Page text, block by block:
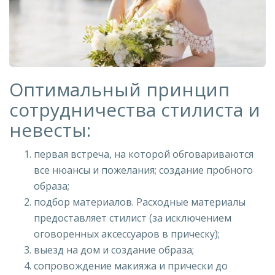
Оптимальный принцип
сотрудничества стилиста и
невесты:
первая встреча, на которой обговариваются
все нюансы и пожелания; создание пробного
образа;
подбор материалов. Расходные материалы
предоставляет стилист (за исключением
оговоренных аксессуаров в прическу);
выезд на дом и создание образа;
сопровождение макияжа и прически до